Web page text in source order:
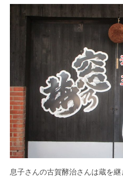
息子さんの古賀酵治さんは蔵を継